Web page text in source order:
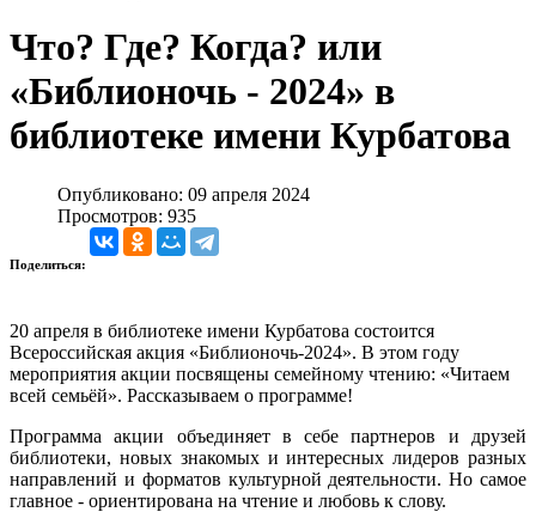
Что? Где? Когда? или
«Библионочь - 2024» в
библиотеке имени Курбатова
Опубликовано: 09 апреля 2024
Просмотров: 935
Поделиться:
20 апреля в библиотеке имени Курбатова состоится
Всероссийская акция «Библионочь-2024». В этом году
мероприятия акции посвящены семейному чтению: «Читаем
всей семьёй». Рассказываем о программе!
Программа акции объединяет в себе партнеров и друзей
библиотеки, новых знакомых и интересных лидеров разных
направлений и форматов культурной деятельности. Но самое
главное - ориентирована на чтение и любовь к слову.